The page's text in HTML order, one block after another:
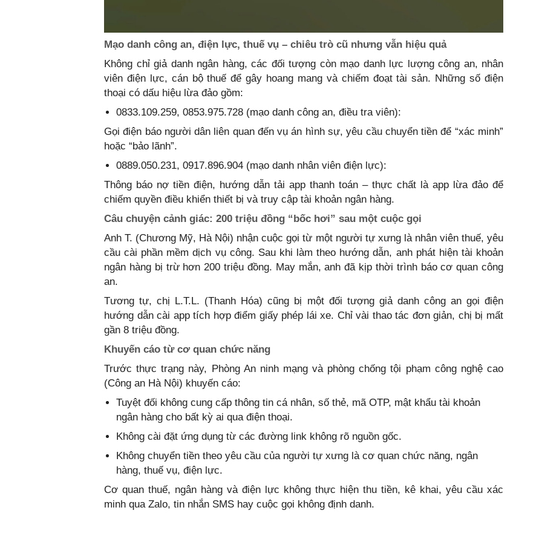
Mạo danh công an, điện lực, thuế vụ – chiêu trò cũ nhưng vẫn hiệu quả
Không chỉ giả danh ngân hàng, các đối tượng còn mạo danh lực lượng công an, nhân
viên điện lực, cán bộ thuế để gây hoang mang và chiếm đoạt tài sản. Những số điện
thoại có dấu hiệu lừa đảo gồm:
0833.109.259, 0853.975.728 (mạo danh công an, điều tra viên):
Gọi điện báo người dân liên quan đến vụ án hình sự, yêu cầu chuyển tiền để “xác minh”
hoặc “bảo lãnh”.
0889.050.231, 0917.896.904 (mạo danh nhân viên điện lực):
Thông báo nợ tiền điện, hướng dẫn tải app thanh toán – thực chất là app lừa đảo để
chiếm quyền điều khiển thiết bị và truy cập tài khoản ngân hàng.
Câu chuyện cảnh giác: 200 triệu đồng “bốc hơi” sau một cuộc gọi
Anh T. (Chương Mỹ, Hà Nội) nhận cuộc gọi từ một người tự xưng là nhân viên thuế, yêu
cầu cài phần mềm dịch vụ công. Sau khi làm theo hướng dẫn, anh phát hiện tài khoản
ngân hàng bị trừ hơn 200 triệu đồng. May mắn, anh đã kịp thời trình báo cơ quan công
an.
Tương tự, chị L.T.L. (Thanh Hóa) cũng bị một đối tượng giả danh công an gọi điện
hướng dẫn cài app tích hợp điểm giấy phép lái xe. Chỉ vài thao tác đơn giản, chị bị mất
gần 8 triệu đồng.
Khuyến cáo từ cơ quan chức năng
Trước thực trạng này, Phòng An ninh mạng và phòng chống tội phạm công nghệ cao
(Công an Hà Nội) khuyến cáo:
Tuyệt đối không cung cấp thông tin cá nhân, số thẻ, mã OTP, mật khẩu tài khoản
ngân hàng cho bất kỳ ai qua điện thoại.
Không cài đặt ứng dụng từ các đường link không rõ nguồn gốc.
Không chuyển tiền theo yêu cầu của người tự xưng là cơ quan chức năng, ngân
hàng, thuế vụ, điện lực.
Cơ quan thuế, ngân hàng và điện lực không thực hiện thu tiền, kê khai, yêu cầu xác
minh qua Zalo, tin nhắn SMS hay cuộc gọi không định danh.